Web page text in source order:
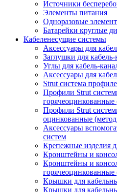
Источники
Элементы питания
Одноразовые
Батарейки круглые
Кабеленесущие системы
Аксессуары для
Заглушки для кабель-
Углы для кабель-
Аксессуары для
Strut система
Профили Strut
Профили Strut
оцинкованные
Аксессуары
систем
Крепежные изделия
Кронштейны и
Кронштейны и
Крышки для
Крышки для